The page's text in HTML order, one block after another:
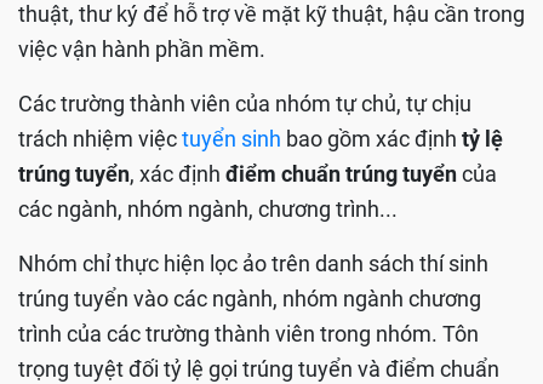
thuật, thư ký để hỗ trợ về mặt kỹ thuật, hậu cần trong
việc vận hành phần mềm.
Các trường thành viên của nhóm tự chủ, tự chịu
trách nhiệm việctuyển sinh bao gồm xác định tỷ lệ
trúng tuyển, xác định điểm chuẩntrúng tuyểncủa
các ngành, nhóm ngành, chương trình...
Nhóm chỉ thực hiện lọc ảo trên danh sách thí sinh
trúng tuyển vào các ngành, nhóm ngành chương
trình của các trường thành viên trong nhóm. Tôn
trọng tuyệt đối tỷ lệ gọi trúng tuyển và điểm chuẩn